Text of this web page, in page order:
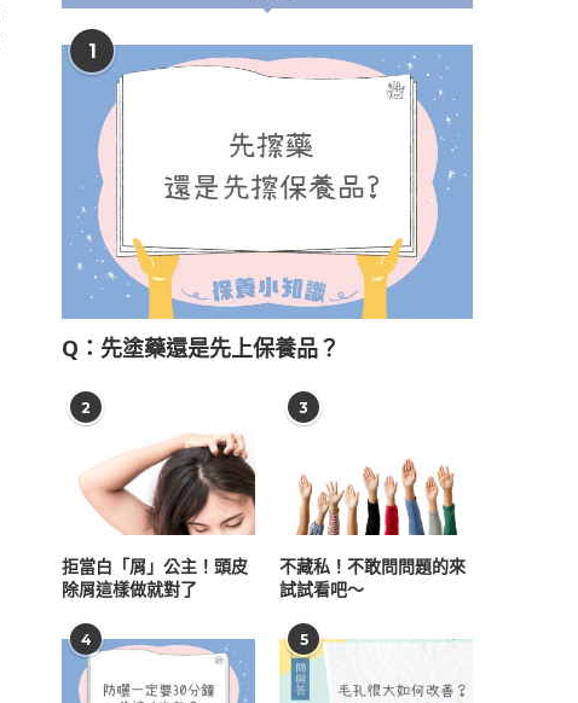
1
Q：先塗藥還是先上保養品？
2
拒當白「屑」公主！頭皮
除屑這樣做就對了
3
不藏私！不敢問問題的來
試試看吧～
4 5